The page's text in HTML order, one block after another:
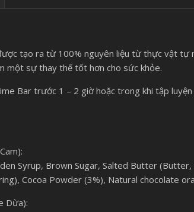
tạo ra từ 100% nguyên liệu từ thực vật tự
một sự thay thế tốt hơn cho sức khỏe.
Bar trước 1 – 2 giờ hoặc trong khi tập
Syrup, Brown Sugar, Salted Butter
Cocoa Powder (3%), Natural chocolate
Dừa):